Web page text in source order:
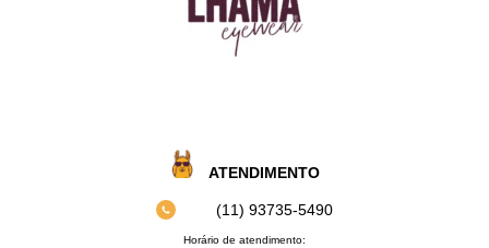
ATENDIMENTO
(11) 93735‑5490‬
Horário de atendimento: